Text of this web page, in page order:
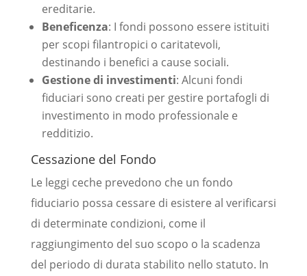
ereditarie.
Beneficenza: I fondi possono essere istituiti
per scopi filantropici o caritatevoli,
destinando i benefici a cause sociali.
Gestione di investimenti: Alcuni fondi
fiduciari sono creati per gestire portafogli di
investimento in modo professionale e
redditizio.
Cessazione del Fondo
Le leggi ceche prevedono che un fondo
fiduciario possa cessare di esistere al verificarsi
di determinate condizioni, come il
raggiungimento del suo scopo o la scadenza
del periodo di durata stabilito nello statuto. In